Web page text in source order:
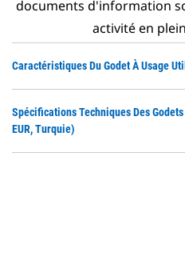
documents d'information
activité en
Caractéristiques Du Godet À Usage
Spécifications Techniques Des
EUR, Turquie)